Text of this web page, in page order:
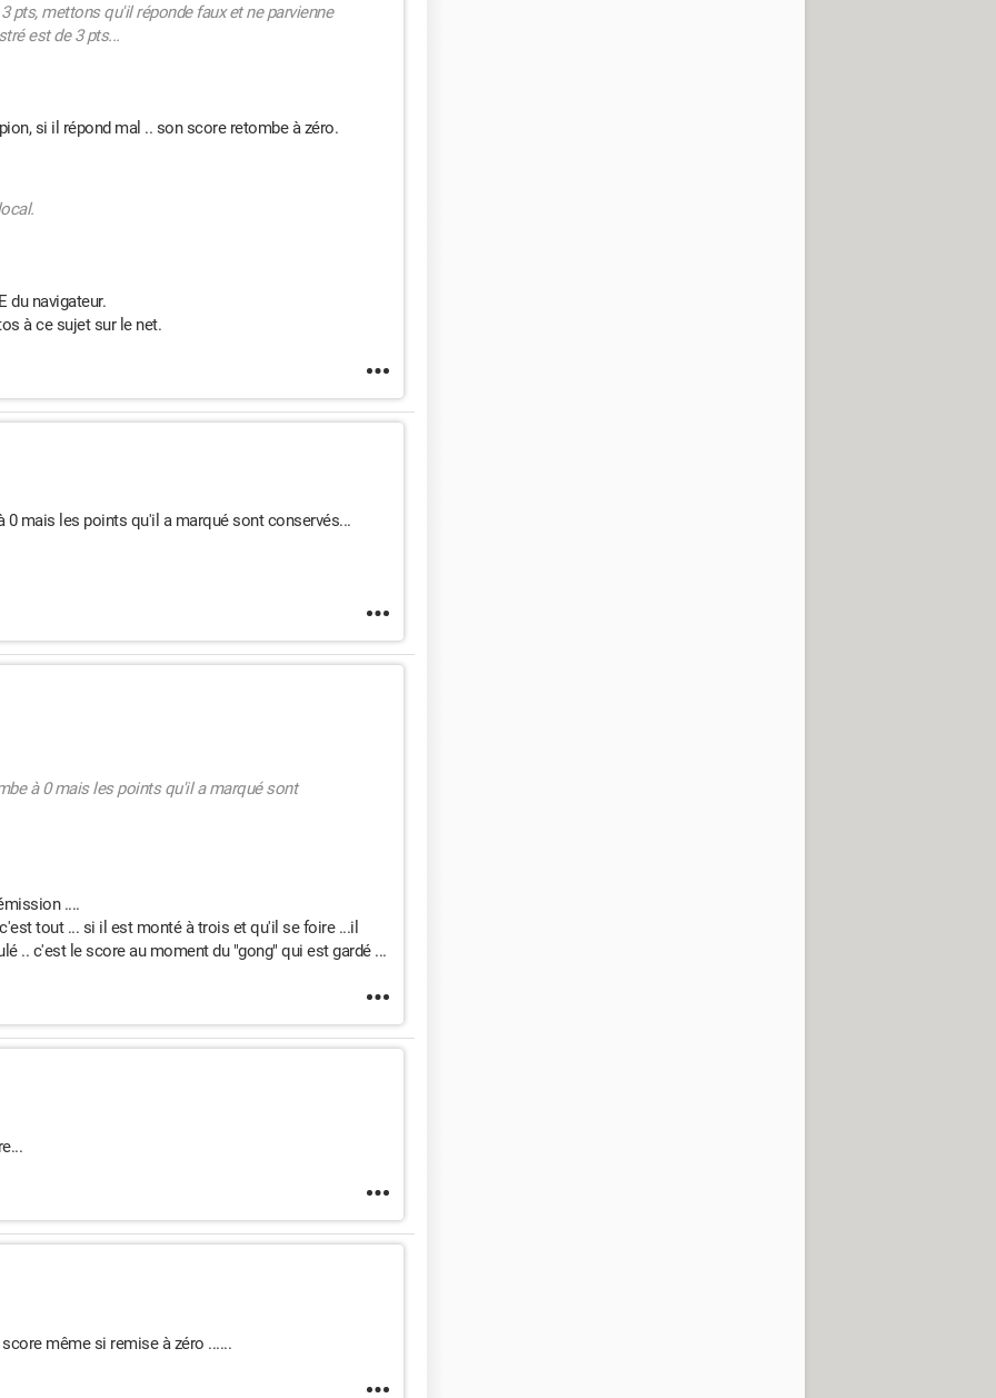
pts, mettons qu'il réponde faux et ne parvienne
est de 3 pts...
si il répond mal .. son score retombe à zéro.
du navigateur.
à ce sujet sur le net.
mais les points qu'il a marqué sont conservés...
à 0 mais les points qu'il a marqué sont
....
tout ... si il est monté à trois et qu'il se foire ...il
.. c'est le score au moment du "gong" qui est gardé ...
même si remise à zéro ......